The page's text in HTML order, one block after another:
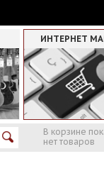
ИНТЕРНЕТ
В корзине
нет товаров